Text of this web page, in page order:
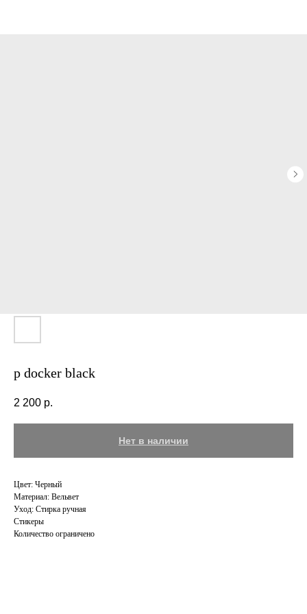
p docker black
2 200 р.
Нет в наличии
Цвет: Черный
Материал: Вельвет
Уход: Cтирка ручная
Стикеры
Количество ограничено